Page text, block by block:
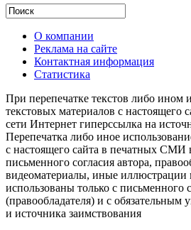
О компании
Реклама на сайте
Контактная информация
Статистика
При перепечатке текстов либо ином
текстовых материалов с настоящего
сети Интернет гиперссылка на
Перепечатка либо иное
с настоящего сайта в печатных СМИ
письменного согласия автора,
видеоматериалы, иные иллюстрации
использованы только с письменного
(правообладателя) и с обязательным
и источника заимствования